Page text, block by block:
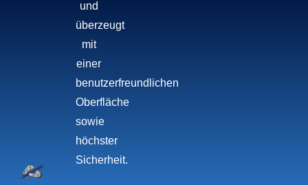
und
überzeugt
mit
einer
benutzerfreundlichen
Oberfläche
sowie
höchster
Sicherheit.